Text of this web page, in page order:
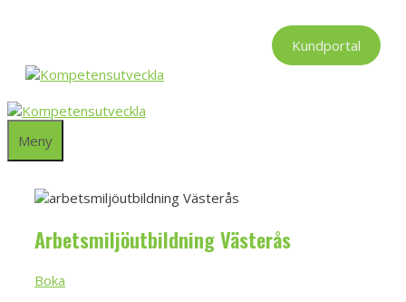
Kundportal
Meny
Arbetsmiljöutbildning Västerås
Boka